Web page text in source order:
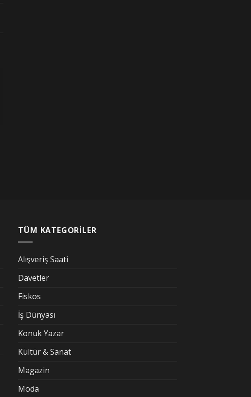
TÜM KATEGORİLER
Alışveriş Saati
Davetler
Fiskos
İş Dünyası
Konuk Yazar
Kültür & Sanat
Magazin
Moda